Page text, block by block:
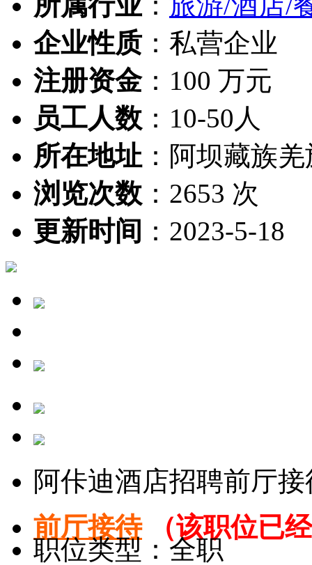
企业性质： 私营企业
注册资金： 100 万元
员工人数 ： 10-50人
所在地址 ： 阿坝藏族
浏览次数 ： 2653 次
更新时间 ： 2023-5-18
阿佧迪酒店招聘前厅
前厅接待
（该职位已
职位类型：全职